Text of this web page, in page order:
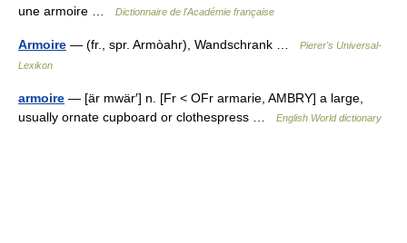
une armoire …
Dictionnaire de l'Académie française
Armoire — (fr., spr. Armòahr), Wandschrank …
Pierer's Universal-
Lexikon
armoire — [är mwär′] n. [Fr < OFr armarie, AMBRY] a large,
usually ornate cupboard or clothespress …
English World dictionary